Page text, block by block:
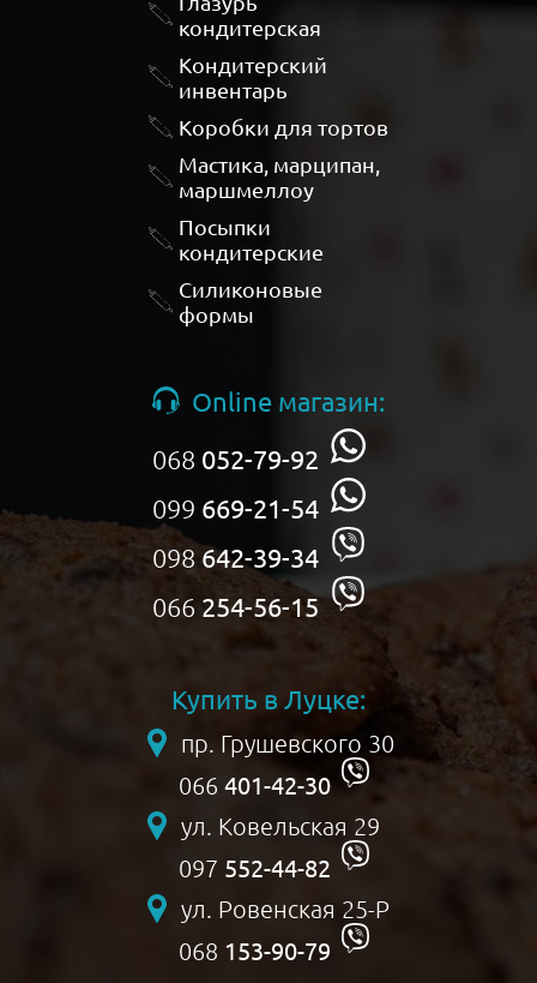
кондитерская
Кондитерский
инвентарь
Коробки для тортов
Мастика, марципан,
маршмеллоу
Посыпки
кондитерские
Силиконовые
формы
Online магазин:
068 052-79-92
099 669-21-54
098 642-39-34
066 254-56-15
Купить в Луцке:
пр. Грушевского 30
066 401-42-30
ул. Ковельская 29
097 552-44-82
ул. Ровенская 25-Р
068 153-90-79